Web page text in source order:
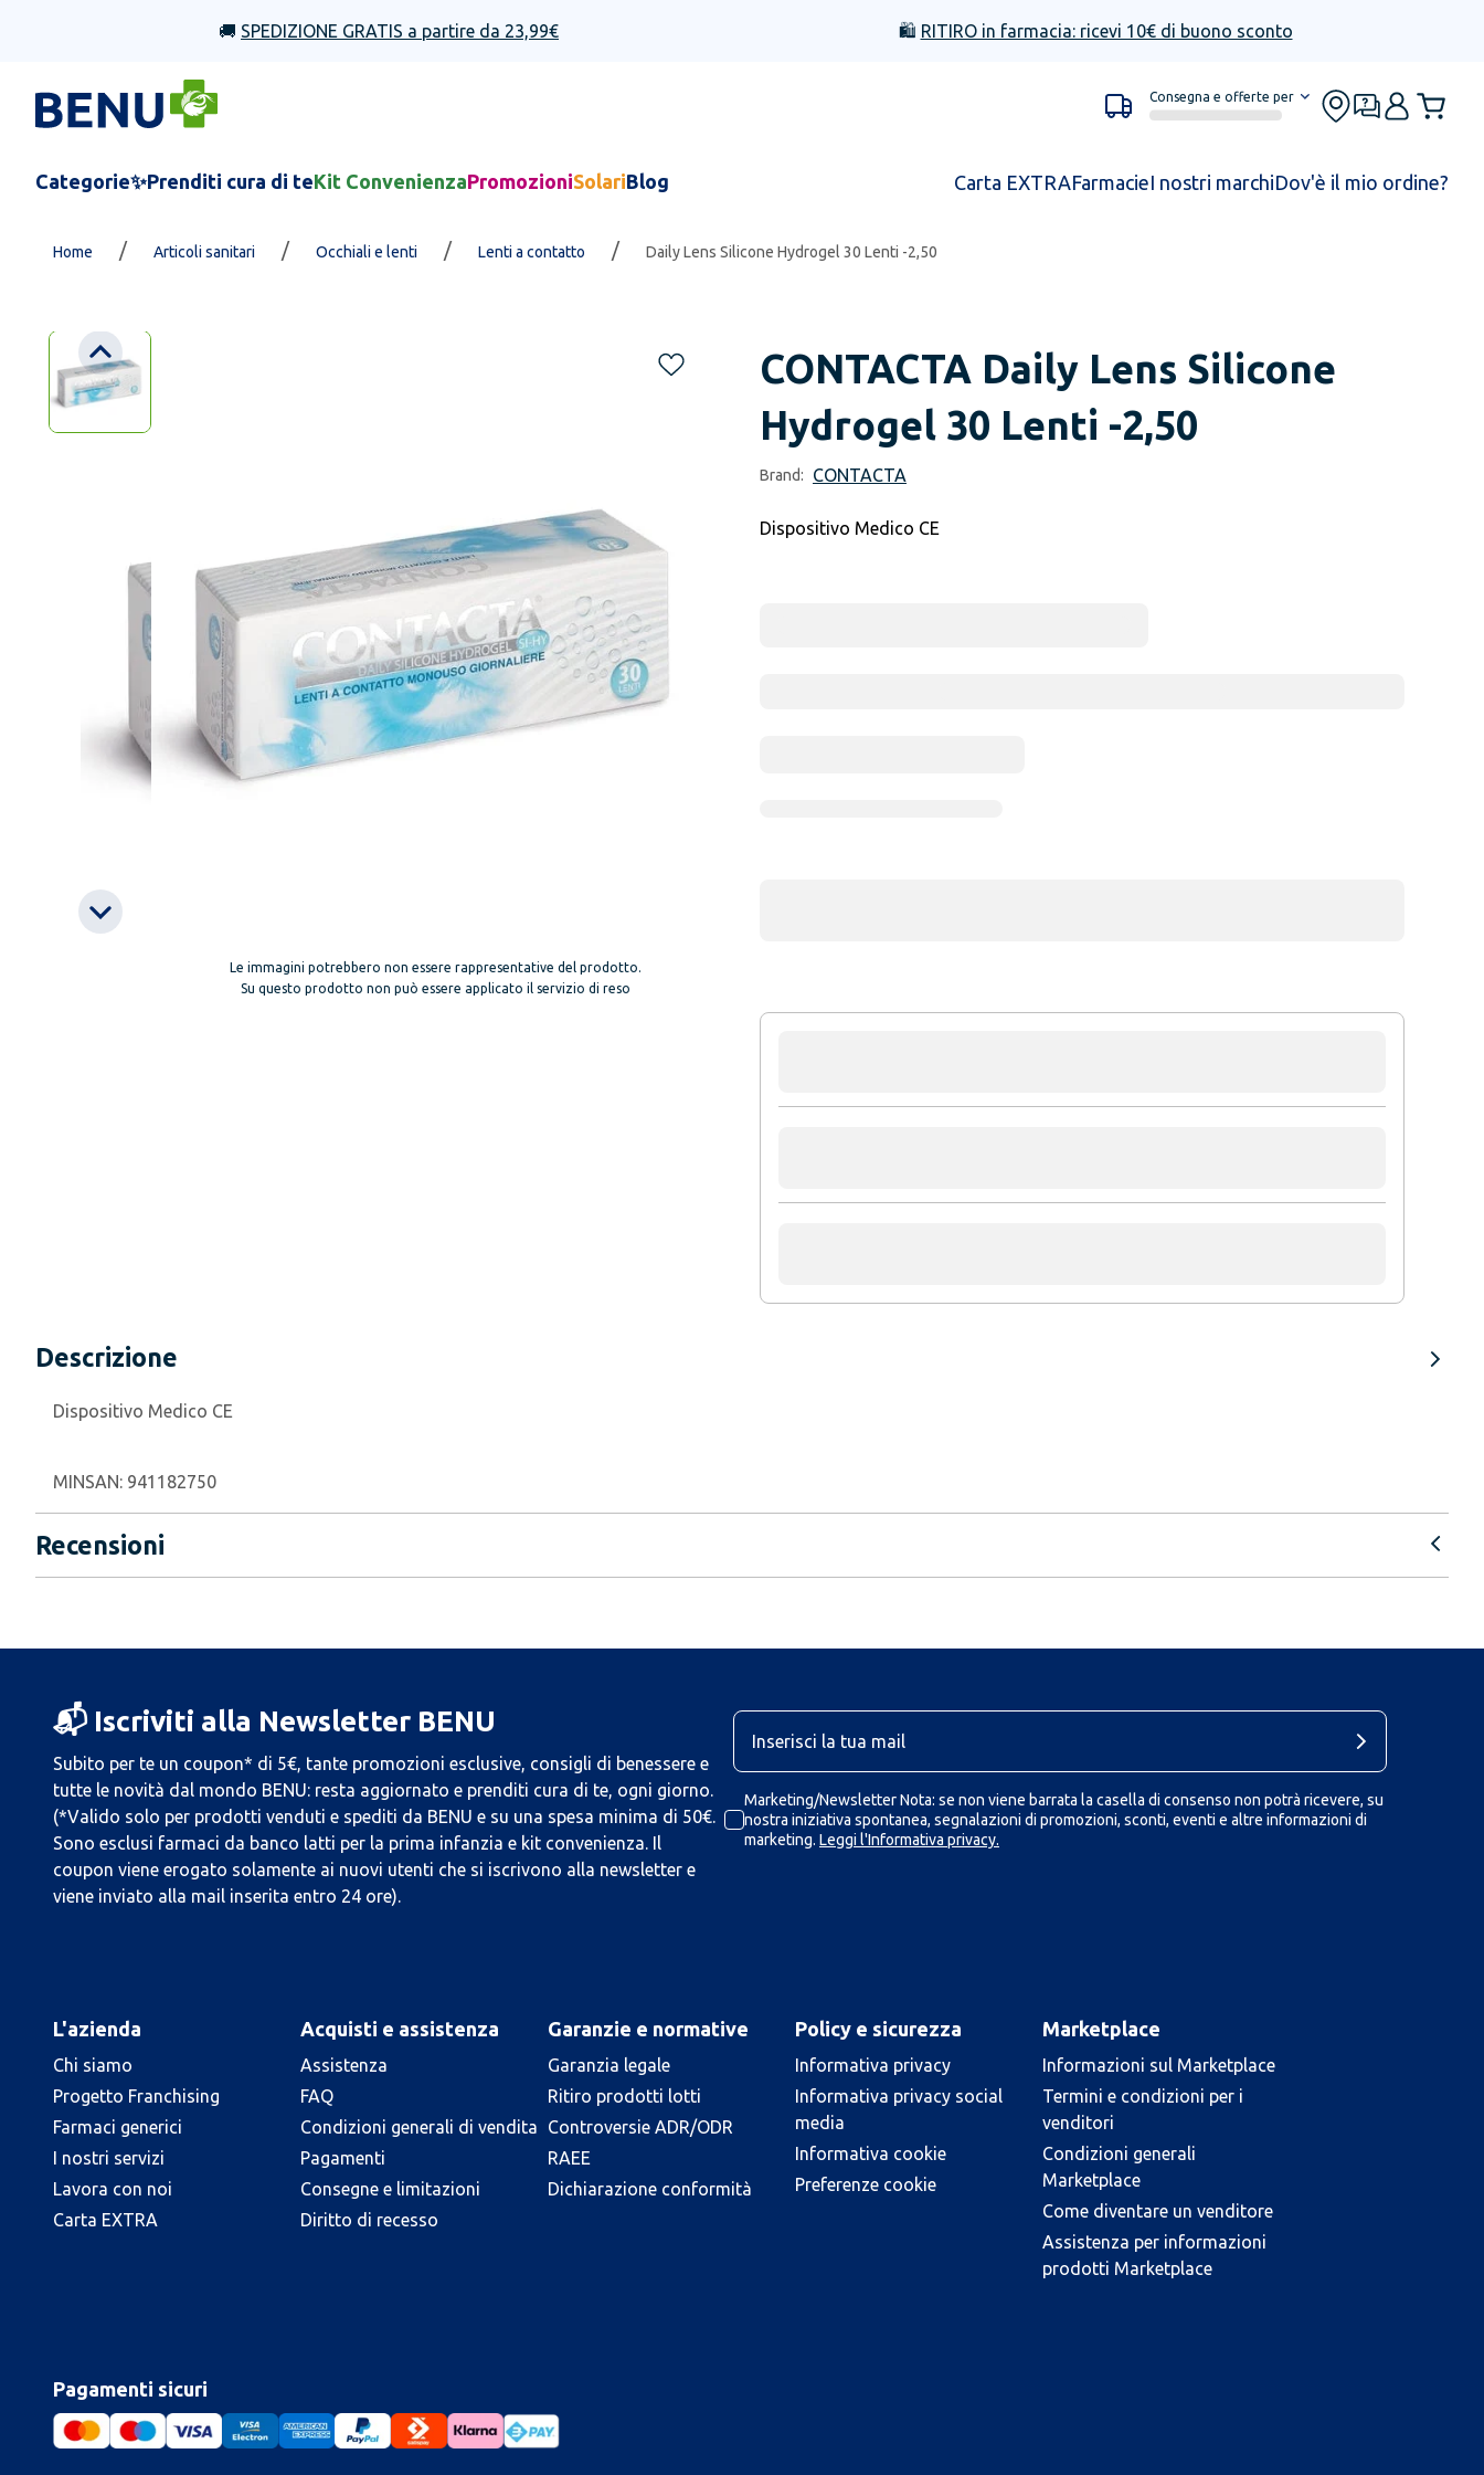
🚚 SPEDIZIONE GRATIS a partire da 23,99€ 🛍️ RITIRO in farmacia: ricevi 10€ di buono sconto
Consegna e offerte per
Categorie✨Prenditi cura di teKit ConvenienzaPromozioniSolariBlog Carta EXTRAFarmacieI nostri marchiDov'è il mio ordine?
Home / Articoli sanitari / Occhiali e lenti / Lenti a contatto / Daily Lens Silicone Hydrogel 30 Lenti -2,50
Le immagini potrebbero non essere rappresentative del prodotto.
Su questo prodotto non può essere applicato il servizio di reso
CONTACTA Daily Lens Silicone
Hydrogel 30 Lenti -2,50
Brand: CONTACTA
Dispositivo Medico CE
Descrizione
Dispositivo Medico CE
MINSAN: 941182750
Recensioni
📬 Iscriviti alla Newsletter BENU
Subito per te un coupon* di 5€, tante promozioni esclusive, consigli di benessere e
tutte le novità dal mondo BENU: resta aggiornato e prenditi cura di te, ogni giorno.
(*Valido solo per prodotti venduti e spediti da BENU e su una spesa minima di 50€.
Sono esclusi farmaci da banco latti per la prima infanzia e kit convenienza. Il
coupon viene erogato solamente ai nuovi utenti che si iscrivono alla newsletter e
viene inviato alla mail inserita entro 24 ore).
Marketing/Newsletter Nota: se non viene barrata la casella di consenso non potrà ricevere, su
nostra iniziativa spontanea, segnalazioni di promozioni, sconti, eventi e altre informazioni di
marketing. Leggi l'Informativa privacy.
L'azienda
Chi siamo
Progetto Franchising
Farmaci generici
I nostri servizi
Lavora con noi
Carta EXTRA
Acquisti e assistenza
Assistenza
FAQ
Condizioni generali di vendita
Pagamenti
Consegne e limitazioni
Diritto di recesso
Garanzie e normative
Garanzia legale
Ritiro prodotti lotti
Controversie ADR/ODR
RAEE
Dichiarazione conformità
Policy e sicurezza
Informativa privacy
Informativa privacy social
media
Informativa cookie
Preferenze cookie
Marketplace
Informazioni sul Marketplace
Termini e condizioni per i
venditori
Condizioni generali
Marketplace
Come diventare un venditore
Assistenza per informazioni
prodotti Marketplace
Pagamenti sicuri